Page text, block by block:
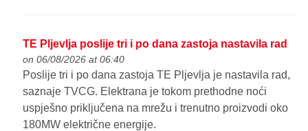
TE Pljevlja poslije tri i po dana zastoja nastavila rad
on 06/08/2026 at 06:40
Poslije tri i po dana zastoja TE Pljevlja je nastavila rad,
saznaje TVCG. Elektrana je tokom prethodne noći
uspješno priključena na mrežu i trenutno proizvodi oko
180MW električne energije.